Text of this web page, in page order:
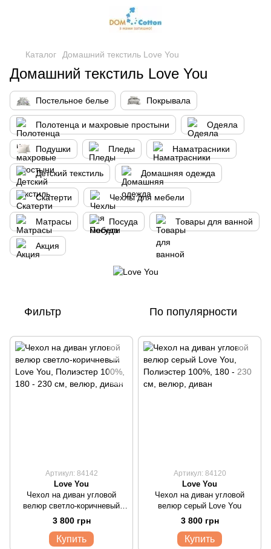
Каталог Домашний текстиль Love You
Домашний текстиль Love You
Постельное белье Покрывала
Полотенца и махровые простыни Одеяла
Подушки Пледы Наматрасники
Детский текстиль Домашняя одежда
Скатерти Чехлы для мебели
Матрасы Посуда Товары для ванной
Акция
Фильтр По популярности
Артикул: 84142
Love You
Чехол на диван угловой
велюр светло-коричневый
Love You
3 800 грн
Купить
Артикул: 84120
Love You
Чехол на диван угловой
велюр серый Love You
3 800 грн
Купить